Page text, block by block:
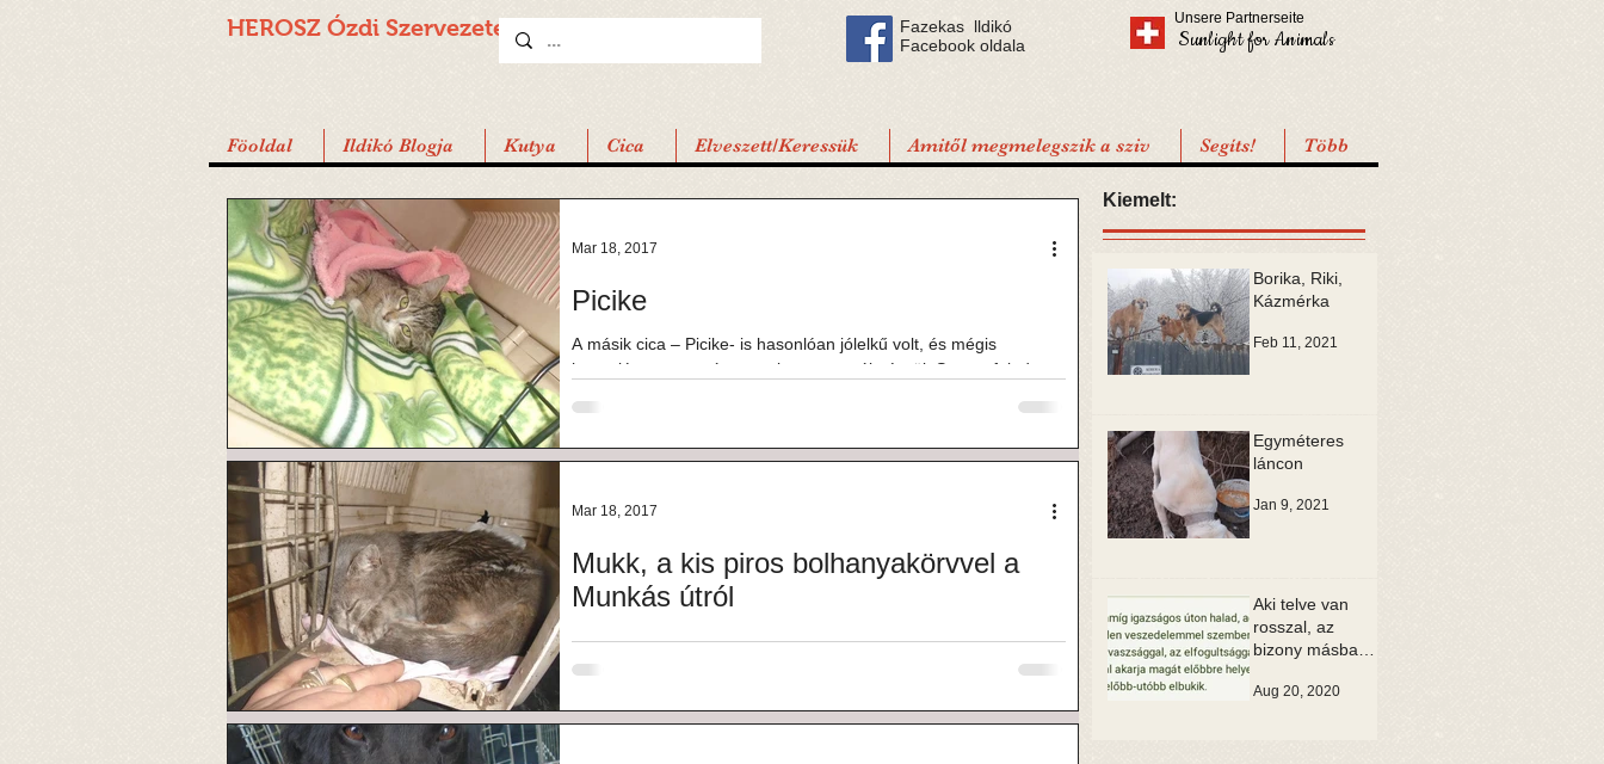
HEROSZ Ózdi Szervezete
Fazekas lldikó
Facebook oldala
Unsere Partnerseite
Sunlight for Animals
Föoldal Ildikó Blogja Kutya Cica Elveszett/Keressük Amitől megmelegszik a sziv Segíts! Több
Picike
A másik cica – Picike- is hasonlóan jólelkű volt, és mégis
hasonlóan szomorú sorsot kapott osztályrészül: Sosem feledem
Mar 18, 2017
Mukk, a kis piros bolhanyakörvvel a
Munkás útról
És kis Mukk...Az én kis Mukkom... Mert ő hozzám került, velem
volt abban a néhány napban, amíg élt sérülése után. A Munkás
Mar 18, 2017
Kiemelt:
Borika, Riki,
Kázmérka
Feb 11, 2021
Egyméteres
láncon
Jan 9, 2021
Aki telve van
rosszal, az
bizony másban
tud látni
Aug 20, 2020